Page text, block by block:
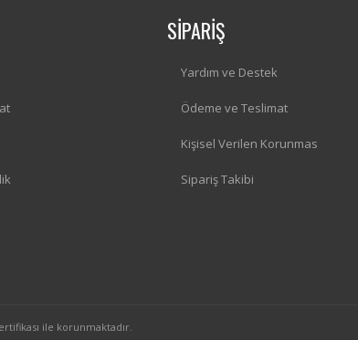
SİPARİŞ
Yardım ve Destek
Ödeme ve Teslimat
Kişisel Verilen Korunmas
Sipariş Takibi
ile korunmaktadır.